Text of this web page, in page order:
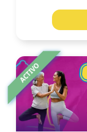
ACTIVO
Image